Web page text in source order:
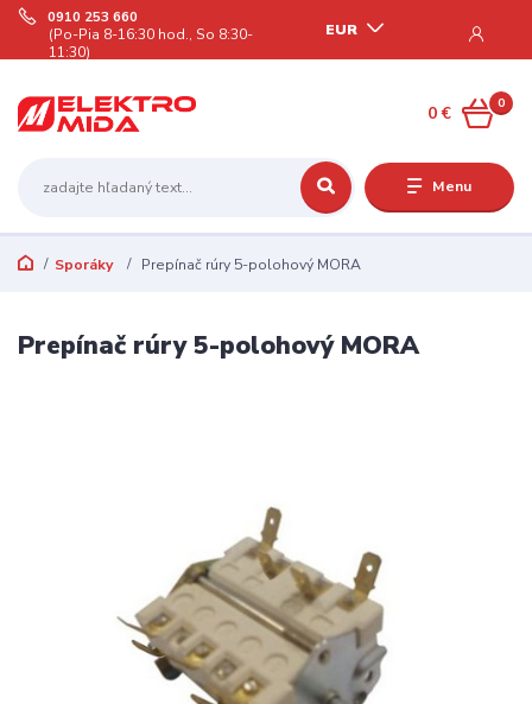
Menu
EUR
0910 253 660
(Po-Pia 8-16:30 hod., So 8:30-
11:30)
0
0 €
Sporáky Prepínač rúry 5-polohový MORA
Prepínač rúry 5-polohový MORA